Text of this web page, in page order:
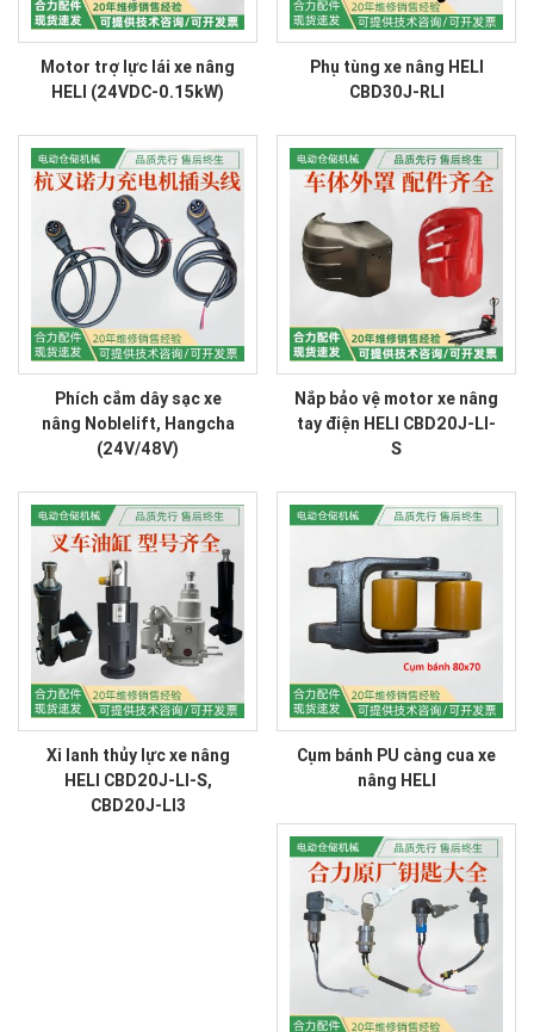
Motor trợ lực lái xe nâng
HELI (24VDC-0.15kW)
Phụ tùng xe nâng HELI
CBD30J-RLI
Phích cắm dây sạc xe
nâng Noblelift, Hangcha
(24V/48V)
Nắp bảo vệ motor xe nâng
tay điện HELI CBD20J-LI-
S
Xi lanh thủy lực xe nâng
HELI CBD20J-LI-S,
CBD20J-LI3
Cụm bánh PU càng cua xe
nâng HELI